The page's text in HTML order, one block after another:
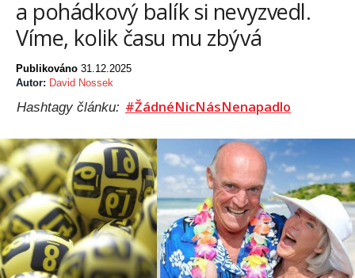
a pohádkový balík si nevyzvedl.
Víme, kolik času mu zbývá
Publikováno 31.12.2025
Autor: David Nossek
Hashtagy článku: #ŽádnéNicNásNenapadlo